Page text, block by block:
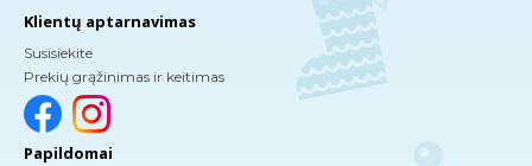
Klientų aptarnavimas
Susisiekite
Prekių grąžinimas ir keitimas
Papildomai